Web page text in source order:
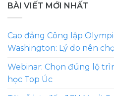
BÀI VIẾT MỚI NHẤT
Cao đẳng Công lập
Washington: Lý do nên
Webinar: Chọn đúng lộ
học Top Úc